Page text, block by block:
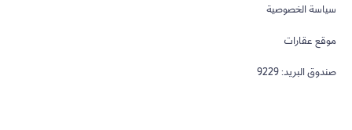
سياسة الخصوصية
موقع عقارات
صندوق البريد: 9229